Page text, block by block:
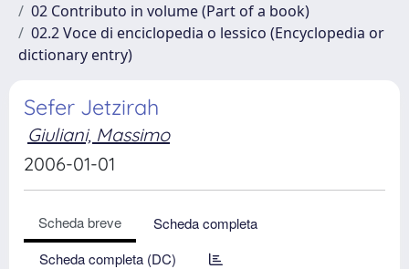
02 Contributo in volume (Part of a book)
02.2 Voce di enciclopedia o lessico (Encyclopedia or
dictionary entry)
Sefer Jetzirah
Giuliani, Massimo
2006-01-01
Scheda breve
Scheda completa
Scheda completa (DC)